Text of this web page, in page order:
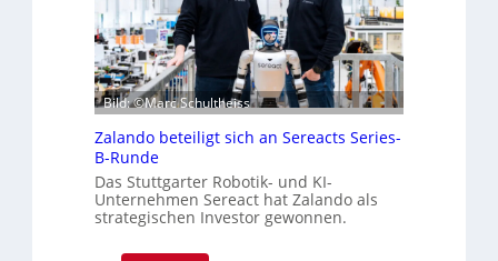
Bild: ©Marc Schultheiss
Zalando beteiligt sich an Sereacts Series-
B-Runde
Das Stuttgarter Robotik- und KI-
Unternehmen Sereact hat Zalando als
strategischen Investor gewonnen.